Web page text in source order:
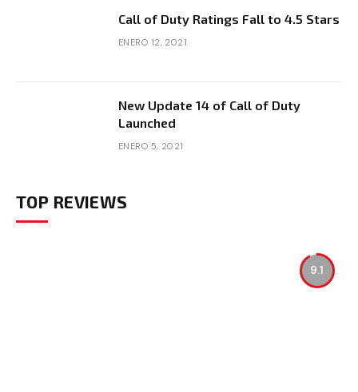
Call of Duty Ratings Fall to 4.5 Stars
ENERO 12, 2021
New Update 14 of Call of Duty
Launched
ENERO 5, 2021
TOP REVIEWS
9.1